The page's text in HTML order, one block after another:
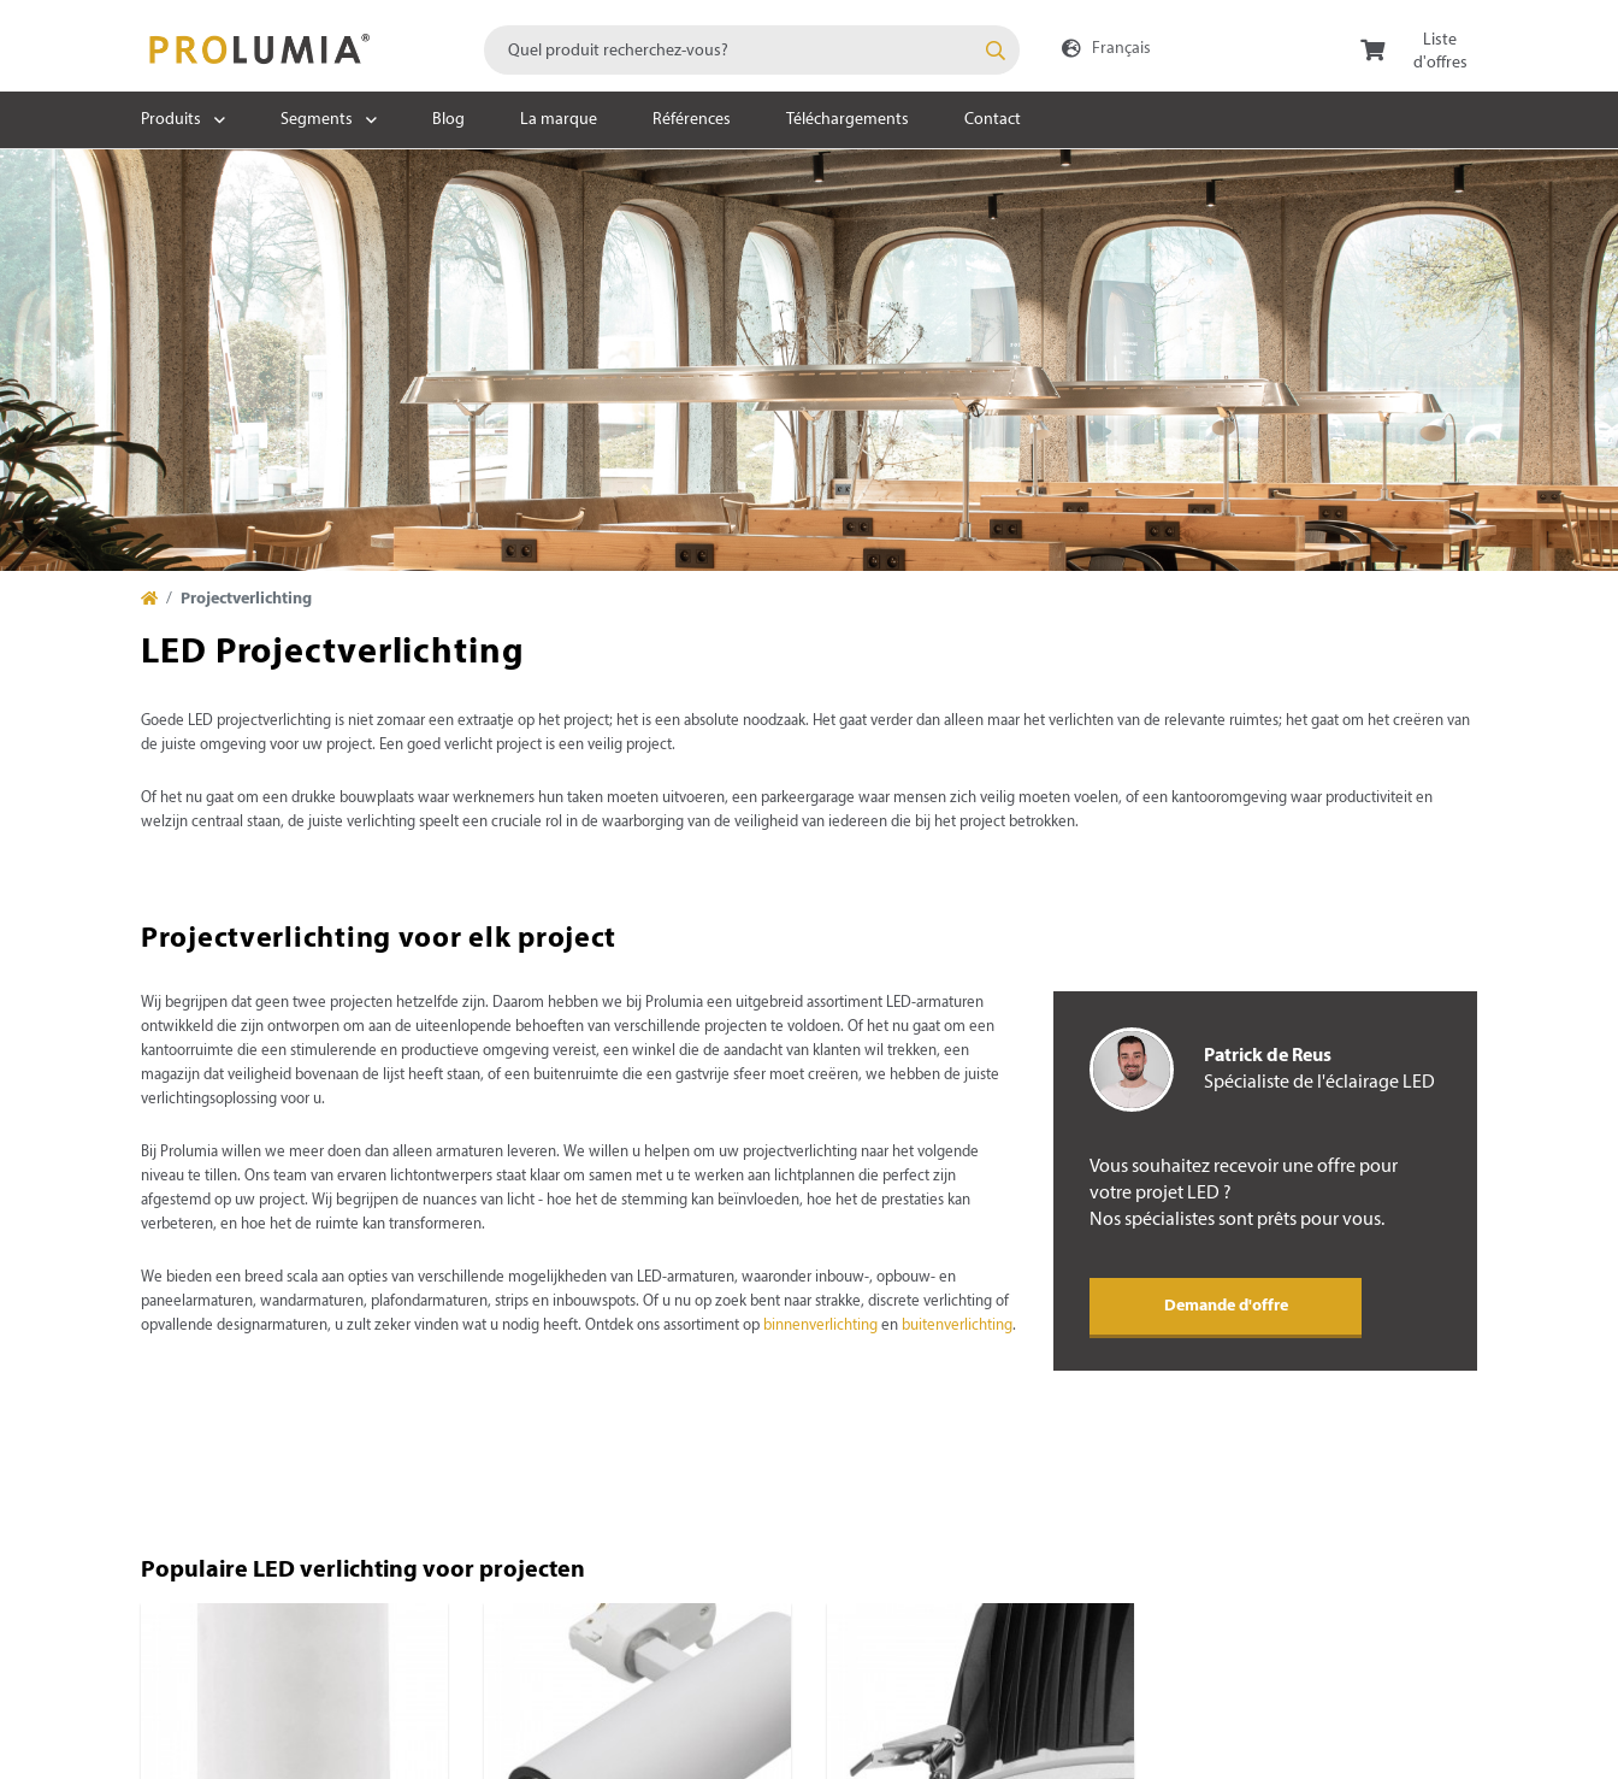
Liste
d'offres
Produits Segments Blog La marque Références Téléchargements Contact
Projectverlichting
LED Projectverlichting
Goede LED projectverlichting is niet zomaar een extraatje op het project; het is een absolute noodzaak. Het gaat verder dan alleen maar het verlichten van de relevante ruimtes; het gaat om het creëren van
de juiste omgeving voor uw project. Een goed verlicht project is een veilig project.
Of het nu gaat om een drukke bouwplaats waar werknemers hun taken moeten uitvoeren, een parkeergarage waar mensen zich veilig moeten voelen, of een kantooromgeving waar productiviteit en
welzijn centraal staan, de juiste verlichting speelt een cruciale rol in de waarborging van de veiligheid van iedereen die bij het project betrokken.
Projectverlichting voor elk project
Wij begrijpen dat geen twee projecten hetzelfde zijn. Daarom hebben we bij Prolumia een uitgebreid assortiment LED-armaturen
ontwikkeld die zijn ontworpen om aan de uiteenlopende behoeften van verschillende projecten te voldoen. Of het nu gaat om een
kantoorruimte die een stimulerende en productieve omgeving vereist, een winkel die de aandacht van klanten wil trekken, een
magazijn dat veiligheid bovenaan de lijst heeft staan, of een buitenruimte die een gastvrije sfeer moet creëren, we hebben de juiste
verlichtingsoplossing voor u.
Bij Prolumia willen we meer doen dan alleen armaturen leveren. We willen u helpen om uw projectverlichting naar het volgende
niveau te tillen. Ons team van ervaren lichtontwerpers staat klaar om samen met u te werken aan lichtplannen die perfect zijn
afgestemd op uw project. Wij begrijpen de nuances van licht - hoe het de stemming kan beïnvloeden, hoe het de prestaties kan
verbeteren, en hoe het de ruimte kan transformeren.
We bieden een breed scala aan opties van verschillende mogelijkheden van LED-armaturen, waaronder inbouw-, opbouw- en
paneelarmaturen, wandarmaturen, plafondarmaturen, strips en inbouwspots. Of u nu op zoek bent naar strakke, discrete verlichting of
opvallende designarmaturen, u zult zeker vinden wat u nodig heeft. Ontdek ons assortiment op binnenverlichting en buitenverlichting.
Patrick de Reus
Spécialiste de l'éclairage LED
Vous souhaitez recevoir une offre pour
votre projet LED ?
Nos spécialistes sont prêts pour vous.
Demande d'offre
Populaire LED verlichting voor projecten